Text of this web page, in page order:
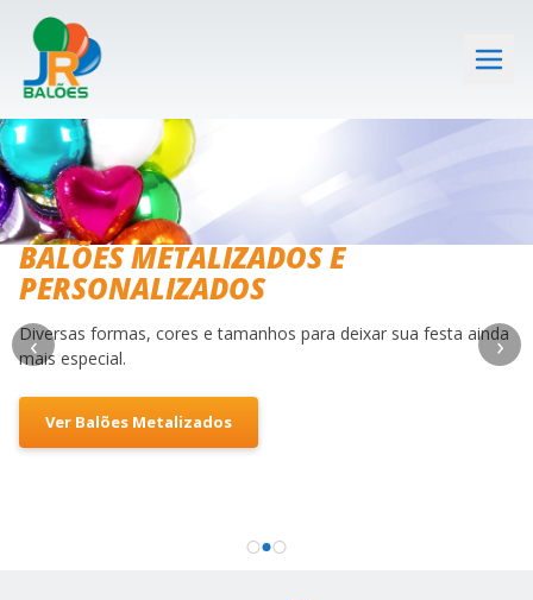
BALÕES METALIZADOS E
PERSONALIZADOS
Diversas formas, cores e tamanhos para deixar sua festa ainda
mais especial.
Ver Balões Metalizados
‹ ›